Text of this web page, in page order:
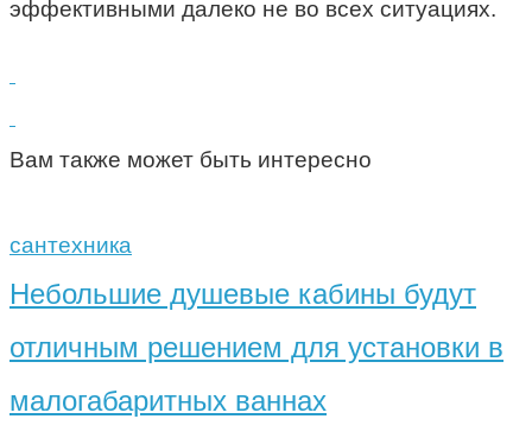
эффективными далеко не во всех ситуациях.
Вам также может быть интересно
сантехника
Небольшие душевые кабины будут
отличным решением для установки в
малогабаритных ваннах